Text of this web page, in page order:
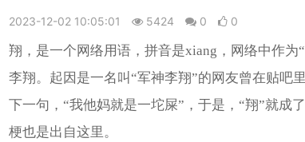
2023-12-02 10:05:01 5424 0 0
翔，是一个网络用语，拼音是xiang，网络中作为
李翔。起因是一名叫“军神李翔”的网友曾在贴吧
下一句，“我他妈就是一坨屎”，于是，“翔”就成
梗也是出自这里。